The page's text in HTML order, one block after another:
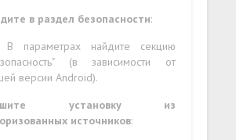
в раздел безопасности:
В параметрах найдите секцию
(в зависимости от
версии Android).
установку из
источников: